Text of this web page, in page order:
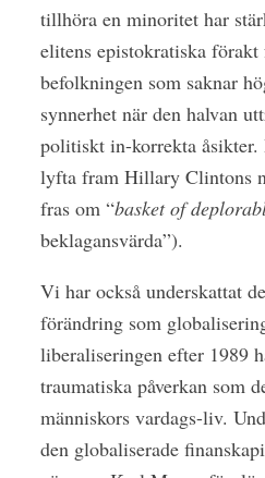
tillhöra en minoritet har
elitens epistokratiska förakt
befolkningen som saknar
synnerhet när den halvan
politiskt in-korrekta
lyfta fram Hillary Clintons
fras om “basket of
beklagansvärda”).
Vi har också underskattat
förändring som
liberaliseringen efter 1989
traumatiska påverkan som
människors vardags-liv.
den globaliserade